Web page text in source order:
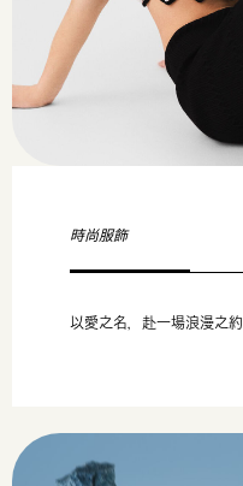
時尚服飾
以愛之名，赴一場浪漫之約